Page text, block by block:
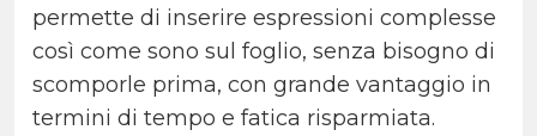
permette di inserire espressioni complesse
così come sono sul foglio, senza bisogno di
scomporle prima, con grande vantaggio in
termini di tempo e fatica risparmiata.